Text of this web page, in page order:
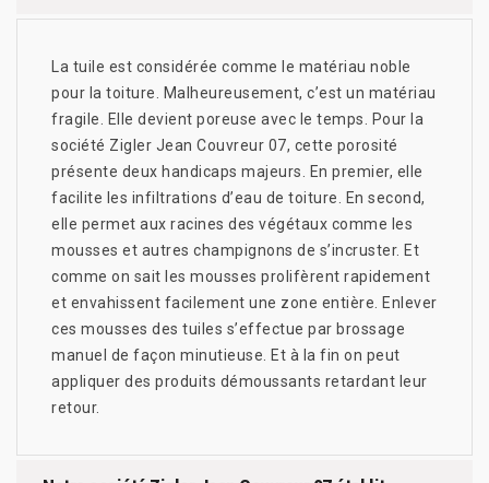
La tuile est considérée comme le matériau noble
pour la toiture. Malheureusement, c’est un matériau
fragile. Elle devient poreuse avec le temps. Pour la
société Zigler Jean Couvreur 07, cette porosité
présente deux handicaps majeurs. En premier, elle
facilite les infiltrations d’eau de toiture. En second,
elle permet aux racines des végétaux comme les
mousses et autres champignons de s’incruster. Et
comme on sait les mousses prolifèrent rapidement
et envahissent facilement une zone entière. Enlever
ces mousses des tuiles s’effectue par brossage
manuel de façon minutieuse. Et à la fin on peut
appliquer des produits démoussants retardant leur
retour.